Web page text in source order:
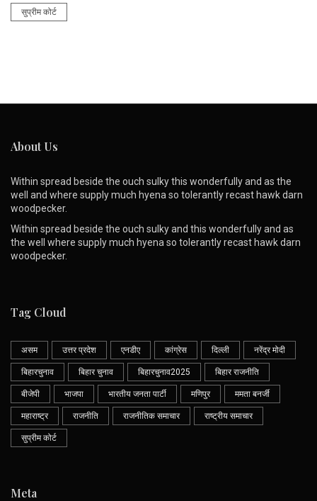
सुप्रीम कोर्ट
About Us
Within spread beside the ouch sulky this wonderfully and as the
well and where supply much hyena so tolerantly recast hawk darn
woodpecker.
Within spread beside the ouch sulky and this wonderfully and as
the well where supply much hyena so tolerantly recast hawk darn
woodpecker.
Tag Cloud
असम उत्तर प्रदेश एनडीए कांग्रेस दिल्ली नरेंद्र मोदी
बिहारचुनाव बिहार चुनाव बिहारचुनाव2025 बिहार राजनीति
बीजेपी भाजपा भारतीय जनता पार्टी मणिपुर ममता बनर्जी
महाराष्ट्र राजनीति राजनीतिक समाचार राष्ट्रीय समाचार
सुप्रीम कोर्ट
Meta